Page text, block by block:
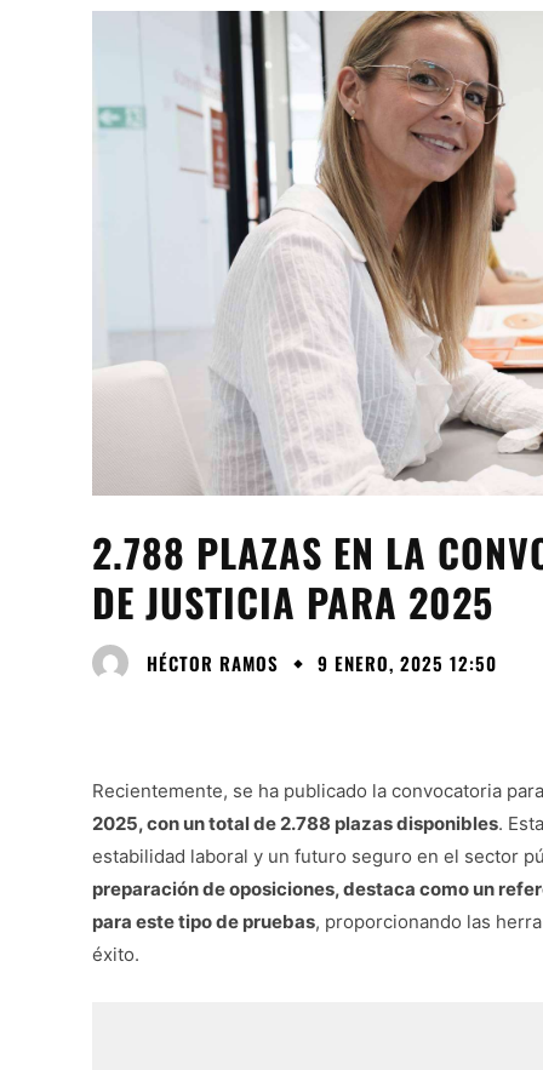
2.788 PLAZAS EN LA
DE JUSTICIA PARA 2025
HÉCTOR RAMOS 9 ENERO, 2025 12:50
Recientemente, se ha publicado la convocatoria
2025, con un total de 2.788 plazas disponibles.
estabilidad laboral y un futuro seguro en el sector
preparación de oposiciones, destaca como un
para este tipo de pruebas, proporcionando las
éxito.